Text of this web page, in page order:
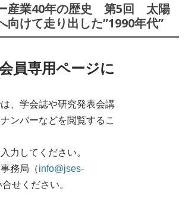
産業40年の歴史 第5回 太陽
向けて走り出した”1990年代”
員専用ページに
、学会誌や研究発表会講
ンバーなどを閲覧するこ
力してください。
務局（info@jses-
せください。